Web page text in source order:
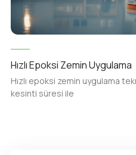
Hızlı Epoksi Zemin Uygulama
Hızlı epoksi zemin uygulama
kesinti süresi ile